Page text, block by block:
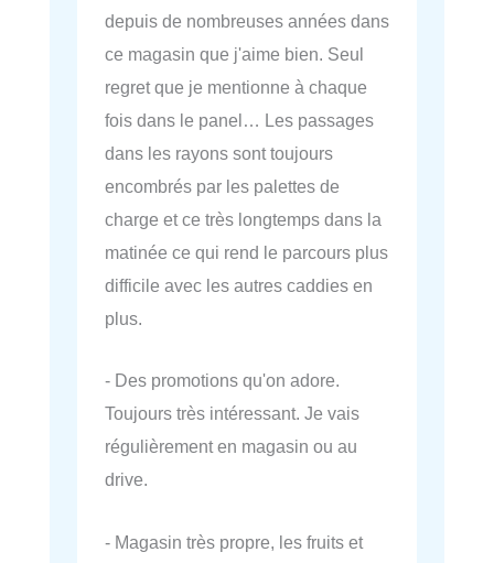
depuis de nombreuses années dans
ce magasin que j'aime bien. Seul
regret que je mentionne à chaque
fois dans le panel… Les passages
dans les rayons sont toujours
encombrés par les palettes de
charge et ce très longtemps dans la
matinée ce qui rend le parcours plus
difficile avec les autres caddies en
plus.
- Des promotions qu'on adore.
Toujours très intéressant. Je vais
régulièrement en magasin ou au
drive.
- Magasin très propre, les fruits et